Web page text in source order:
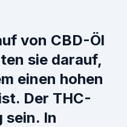
von CBD-Öl
sie darauf,
einen hohen
Der THC-
sein. In